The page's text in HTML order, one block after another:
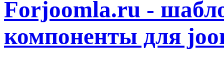
Forjoomla.ru -
компоненты для